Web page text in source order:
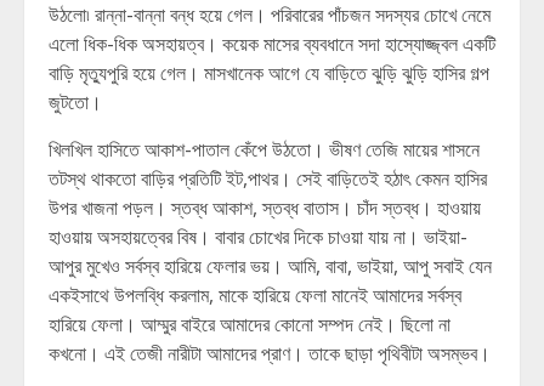
উঠলো৷ রান্না-বান্না বন্ধ হয়ে গেল। পরিবারের পাঁচজন সদস্যর চোখে নেমে
এলো ধিক-ধিক অসহায়ত্ব। কয়েক মাসের ব্যবধানে সদা হাস্যোজ্জ্বল একটি
বাড়ি মৃত্যুপুরি হয়ে গেল। মাসখানেক আগে যে বাড়িতে ঝুড়ি ঝুড়ি হাসির গল্প
জুটতো।
খিলখিল হাসিতে আকাশ-পাতাল কেঁপে উঠতো। ভীষণ তেজি মায়ের শাসনে
তটস্থ থাকতো বাড়ির প্রতিটি ইট,পাথর। সেই বাড়িতেই হঠাৎ কেমন হাসির
উপর খাজনা পড়ল। স্তব্ধ আকাশ, স্তব্ধ বাতাস। চাঁদ স্তব্ধ। হাওয়ায়
হাওয়ায় অসহায়ত্বের বিষ। বাবার চোখের দিকে চাওয়া যায় না। ভাইয়া-
আপুর মুখেও সর্বস্ব হারিয়ে ফেলার ভয়। আমি, বাবা, ভাইয়া, আপু সবাই যেন
একইসাথে উপলব্ধি করলাম, মাকে হারিয়ে ফেলা মানেই আমাদের সর্বস্ব
হারিয়ে ফেলা। আম্মুর বাইরে আমাদের কোনো সম্পদ নেই। ছিলো না
কখনো। এই তেজী নারীটা আমাদের প্রাণ। তাকে ছাড়া পৃথিবীটা অসম্ভব।